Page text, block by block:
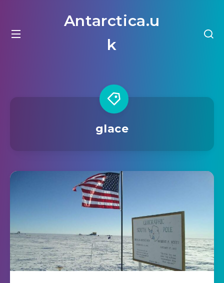
Antarctica.u
k
glace